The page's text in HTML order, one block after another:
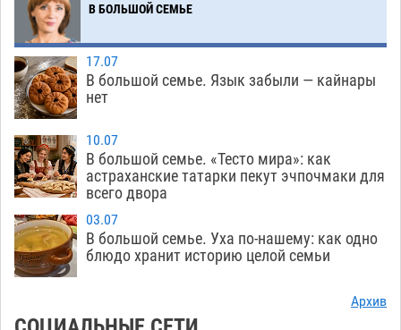
11:58
В Астрахани подросток угнал мотоцикл и
похитил чужие мобильник с банковскими
картами
11:20
Астраханцев ждут на парковом газоне с
призами и эрмитажными котами
10:43
Астраханский суд встал на сторону МЧС в
споре за возврат униформы
07.08 315
10:02
На Всероссийской Спартакиаде астраханские
гандболисты уступили казанским «драконам»
07.08
Краснодарской в Астрахани скончались
В БОЛЬШОЙ СЕМЬЕ
17.07
В большой семье. Язык забыли — кайнары
нет
10.07
В большой семье. «Тесто мира»: как
астраханские татарки пекут эчпочмаки для
всего двора
03.07
В большой семье. Уха по-нашему: как одно
блюдо хранит историю целой семьи
Архив